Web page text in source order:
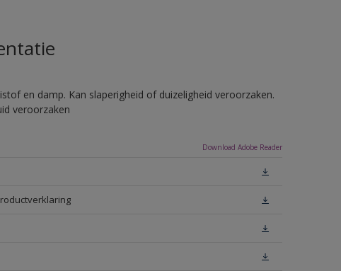
en damp. Kan slaperigheid of duizeligheid veroorzaken.
veroorzaken
Download Adobe Reader